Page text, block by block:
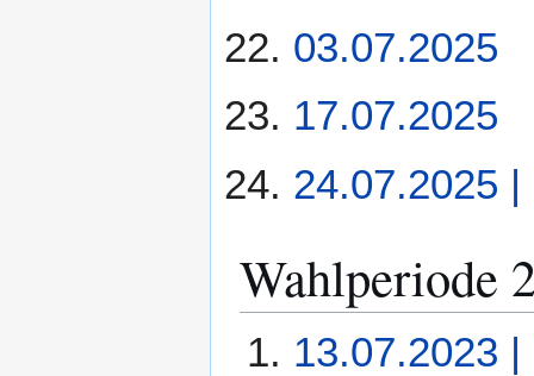
03.07.2025
17.07.2025
24.07.2025
Wahlperiode
13.07.2023